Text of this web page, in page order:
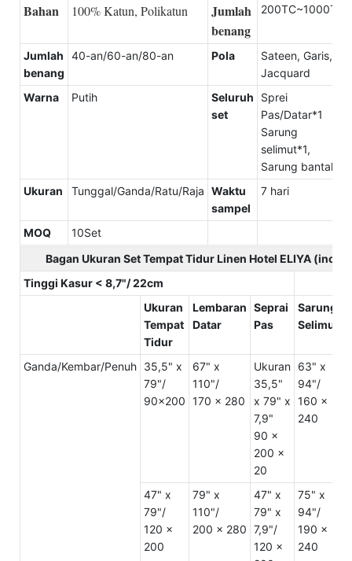
Bahan 100% Katun, Polikatun
Jumlah
benang
200TC~1000TC
Jumlah
benang
40-an/60-an/80-an Pola
Sateen, Garis,
Jacquard
Warna
Putih
Seluruh
set
Sprei
Pas/Datar*1
Sarung
selimut*1,
Sarung bantal*2
Ukuran
Tunggal/Ganda/Ratu/Raja Waktu
sampel
7 hari
MOQ
10Set
Bagan Ukuran Set Tempat Tidur Linen Hotel ELIYA (inci/
Tinggi Kasur < 8,7"/ 22cm
Ukuran
Tempat
Tidur
Lembaran
Datar
Seprai
Pas
Sarung
Selimut
Ganda/Kembar/Penuh 35,5" x
79"/
90x200
67" x
110"/
170 x 280
Ukuran
35,5"
x 79" x
7,9"
90 x
200 x
20
63" x
94"/
160 x
240
47" x
79"/
120 x
200
79" x
110"/
200 x 280
47" x
79" x
7,9"/
120 x
75" x
94"/
190 x
240